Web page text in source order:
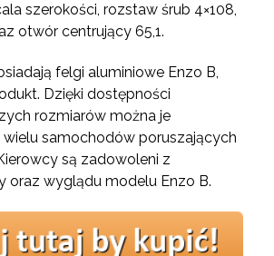
szerokości, rozstaw śrub 4×108,
otwór centrujący 65,1.
felgi aluminiowe Enzo B,
Dzięki dostępności
rozmiarów można je
samochodów poruszających
są zadowoleni z
oraz wyglądu modelu Enzo B.